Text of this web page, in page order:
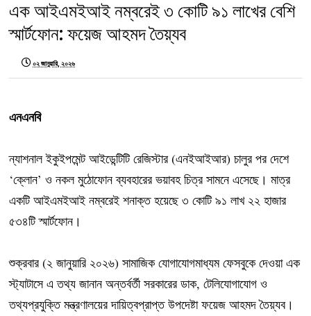
এক আইএমইআই নম্বরেই ৩ কোটি ৯১ লাখের বেশি
স্মার্টফোন: ফয়েজ আহমদ তৈয়্যব
০২ জানুয়ারি, ২০২৬
এনএনবি
ন্যাশনাল ইকুইপমেন্ট আইডেন্টিটি রেজিস্টার (এনইআইআর) চালুর পর দেশে
‘ক্লোন’ ও নকল মুঠোফোন ব্যবহারের ভয়াবহ চিত্র সামনে এসেছে। মাত্র
একটি আইএমইআই নম্বরেই শনাক্ত হয়েছে ৩ কোটি ৯১ লাখ ২২ হাজার
৫৩৪টি স্মার্টফোন।
শুক্রবার (২ জানুয়ারি ২০২৬) সামাজিক যোগাযোগমাধ্যম ফেসবুকে দেওয়া এক
স্ট্যাটাসে এ তথ্য জানান অন্তর্বর্তী সরকারের ডাক, টেলিযোগাযোগ ও
তথ্যপ্রযুক্তি মন্ত্রণালয়ের দায়িত্বপ্রাপ্ত উপদেষ্টা ফয়েজ আহমদ তৈয়্যব।